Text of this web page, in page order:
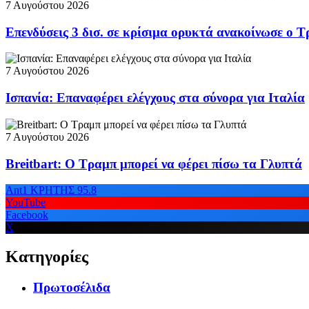
7 Αυγούστου 2026
Επενδύσεις 3 δισ. σε κρίσιμα ορυκτά ανακοίνωσε ο
7 Αυγούστου 2026
Ισπανία: Επαναφέρει ελέγχους στα σύνορα για Ιταλία
7 Αυγούστου 2026
Breitbart: Ο Τραμπ μπορεί να φέρει πίσω τα Γλυπτά
Ant1 ΚΡΗΤΗΣ 95.8
YouTube
Facebook
X
Κατηγορίες
Πρωτοσέλιδα